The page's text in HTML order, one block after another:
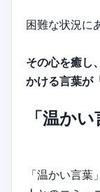
困難な状況に
その心を癒し
かける言葉が
「温か
「温かい言葉